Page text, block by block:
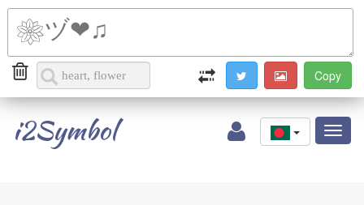
i2Symbol